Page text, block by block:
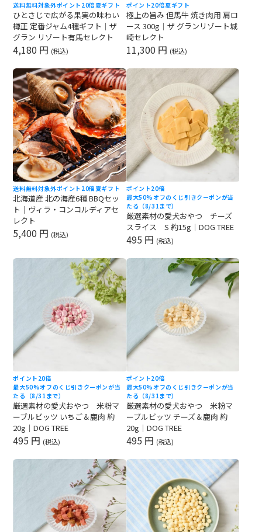
送料無料対象外ポイント20倍 夏ギフト
ひとさじで広がる果実の味わい
樽正 定番ジャム4種ギフト｜ザ
グラン リゾート有馬セレクト
4,180 円 (税込)
ポイント20倍夏ギフト
極上の旨み 但馬牛 焼き肉用 肩ロ
ース 300g｜ザ グランリゾート城
崎セレクト
11,300 円 (税込)
送料無料対象外ポイント20倍 夏ギフト
北海道産 北の海産6種 BBQセッ
ト｜ヴィラ・コンコルディアセ
レクト
5,400 円 (税込)
ポイント20倍
最大50%オフのくじ引きクーポンが当
たる（8/31まで）
厳選素材の愛犬おやつ チーズ
スライス S 約15g｜DOG TREE
495 円 (税込)
ポイント20倍
最大50%オフのくじ引きクーポンが当
たる（8/31まで）
厳選素材の愛犬おやつ 米粉マ
ーブルビッツ いちご＆鹿肉 約
20g｜DOG TREE
495 円 (税込)
ポイント20倍
最大50%オフのくじ引きクーポンが当
たる（8/31まで）
厳選素材の愛犬おやつ 米粉マ
ーブルビッツ チーズ＆鹿肉 約
20g｜DOG TREE
495 円 (税込)